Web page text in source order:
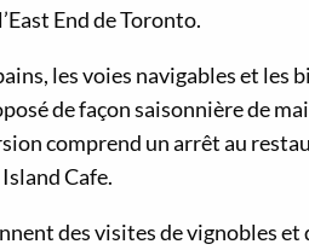
End de Toronto.
les voies navigables et les
de façon saisonnière de
comprend un arrêt au
Cafe.
des visites de vignobles